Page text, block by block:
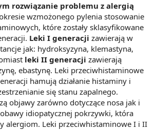
rozwiązanie problemu z alergią
wzmożonego pylenia stosowanie
które zostały sklasyfikowane
Leki I generacji zawierają w
jak: hydroksyzyna, klemastyna,
leki II generacji zawierają
ebastynę. Leki przeciwhistaminowe
hamują działanie histaminy i
się stanu zapalnego.
objawy zarówno dotyczące nosa jak i
obawy idiopatycznej pokrzywki, która
alergiom. Leki przeciwhistaminowe I i II